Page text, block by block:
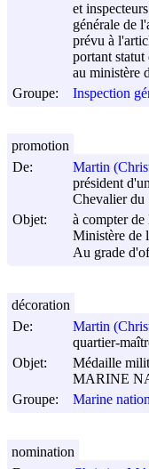
et
générale de
prévu à
portant
au ministère
Groupe:
Inspection
De:
Martin
président
Chevalier du
Objet:
à compter de
Ministère de
Au grade
promotion
De:
Martin
quartier-
Objet:
Médaille
MARINE
Groupe:
Marine
décoration
nomination